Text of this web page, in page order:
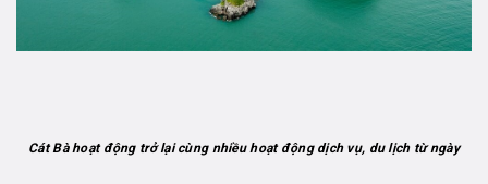
Cát Bà hoạt động trở lại cùng nhiều hoạt động dịch vụ, du lịch từ ngày